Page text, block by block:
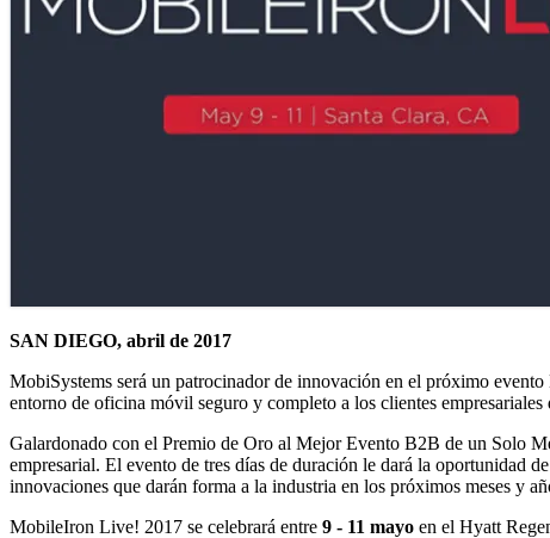
SAN DIEGO, abril de 2017
MobiSystems será un patrocinador de innovación en el próximo
entorno de oficina móvil seguro y completo a los clientes
Galardonado con el Premio de Oro al Mejor Evento B2B de un Solo
empresarial. El evento de tres días de duración le dará la oportunidad
innovaciones que darán forma a la industria en los próximos meses y
MobileIron Live! 2017 se celebrará entre 9 - 11 mayo en el Hyatt